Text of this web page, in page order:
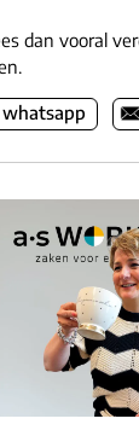
dan vooral
whatsapp